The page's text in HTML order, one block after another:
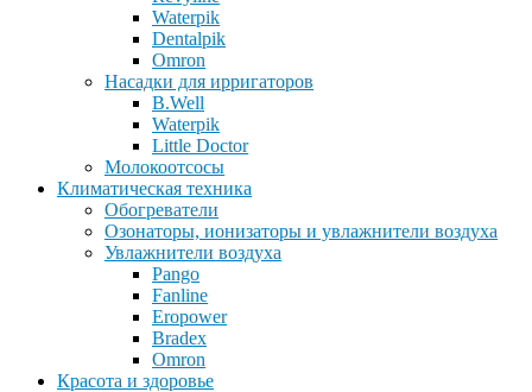
Waterpik
Dentalpik
Omron
Насадки для ирригаторов
B.Well
Waterpik
Little Doctor
Молокоотсосы
Климатическая техника
Обогреватели
Озонаторы, ионизаторы и увлажнители воздуха
Увлажнители воздуха
Pango
Fanline
Eropower
Bradex
Omron
Красота и здоровье